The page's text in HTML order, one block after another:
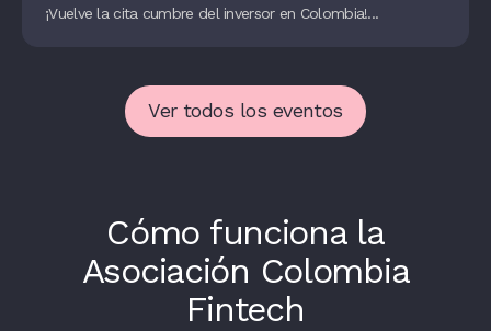
¡Vuelve la cita cumbre del inversor en Colombia!...
Ver todos los eventos
Cómo funciona la
Asociación Colombia
Fintech